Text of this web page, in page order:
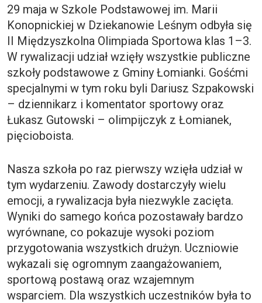
29 maja w Szkole Podstawowej im. Marii
Konopnickiej w Dziekanowie Leśnym odbyła się
II Międzyszkolna Olimpiada Sportowa klas 1–3.
W rywalizacji udział wzięły wszystkie publiczne
szkoły podstawowe z Gminy Łomianki. Gośćmi
specjalnymi w tym roku byli Dariusz Szpakowski
– dziennikarz i komentator sportowy oraz
Łukasz Gutowski – olimpijczyk z Łomianek,
pięcioboista.
Nasza szkoła po raz pierwszy wzięła udział w
tym wydarzeniu. Zawody dostarczyły wielu
emocji, a rywalizacja była niezwykle zacięta.
Wyniki do samego końca pozostawały bardzo
wyrównane, co pokazuje wysoki poziom
przygotowania wszystkich drużyn. Uczniowie
wykazali się ogromnym zaangażowaniem,
sportową postawą oraz wzajemnym
wsparciem. Dla wszystkich uczestników była to